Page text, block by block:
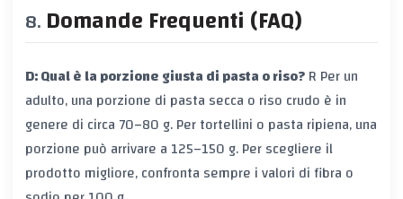
Domande Frequenti (FAQ)
D: Qual è la porzione giusta di pasta o riso?R Per un
adulto, una porzione di pasta secca o riso crudo è in
genere di circa 70–80 g. Per tortellini o pasta ripiena, una
porzione può arrivare a 125–150 g. Per scegliere il
prodotto migliore, confronta sempre i valori di fibra o